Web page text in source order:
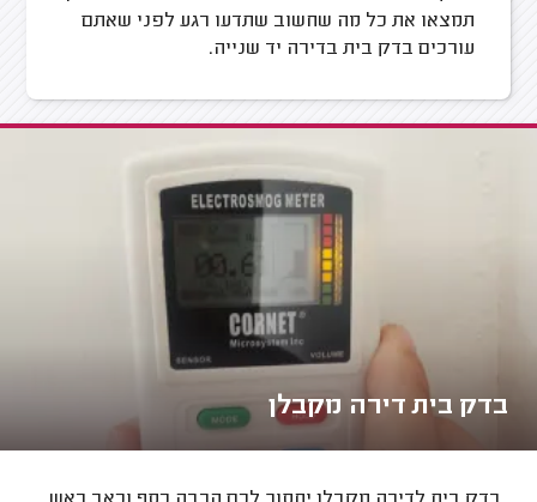
תמצאו את כל מה שחשוב שתדעו רגע לפני שאתם
עורכים בדק בית בדירה יד שנייה.
בדק בית דירה מקבלן